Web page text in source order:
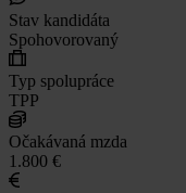
Stav kandidáta
Spohovorovaný
Typ spolupráce
TPP
Očakávaná mzda
1.800 €